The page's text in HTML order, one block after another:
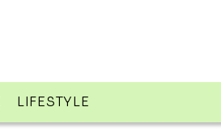
LIFESTYLE